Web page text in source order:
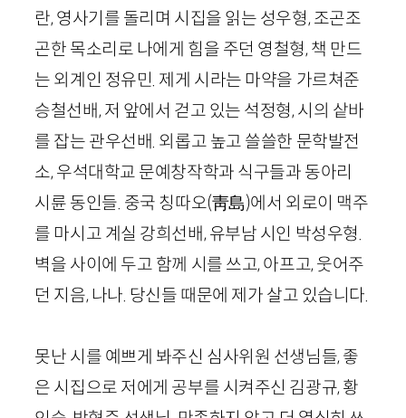
란, 영사기를 돌리며 시집을 읽는 성우형, 조곤조
곤한 목소리로 나에게 힘을 주던 영철형, 책 만드
는 외계인 정유민. 제게 시라는 마약을 가르쳐준
승철선배, 저 앞에서 걷고 있는 석정형, 시의 샅바
를 잡는 관우선배. 외롭고 높고 쓸쓸한 문학발전
소, 우석대학교 문예창작학과 식구들과 동아리
시륜 동인들. 중국 칭따오(靑島)에서 외로이 맥주
를 마시고 계실 강희선배, 유부남 시인 박성우형.
벽을 사이에 두고 함께 시를 쓰고, 아프고, 웃어주
던 지음, 나나. 당신들 때문에 제가 살고 있습니다.
못난 시를 예쁘게 봐주신 심사위원 선생님들, 좋
은 시집으로 저에게 공부를 시켜주신 김광규, 황